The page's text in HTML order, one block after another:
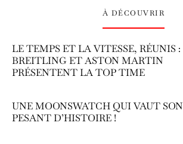
À DÉCOUVRIR
LE TEMPS ET LA VITESSE, RÉUNIS :
BREITLING ET ASTON MARTIN
PRÉSENTENT LA TOP TIME
UNE MOONSWATCH QUI VAUT SON
PESANT D’HISTOIRE !